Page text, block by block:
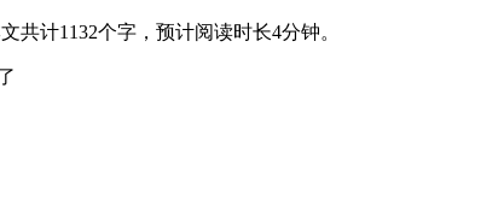
共计1132个字，预计阅读时长4分钟。